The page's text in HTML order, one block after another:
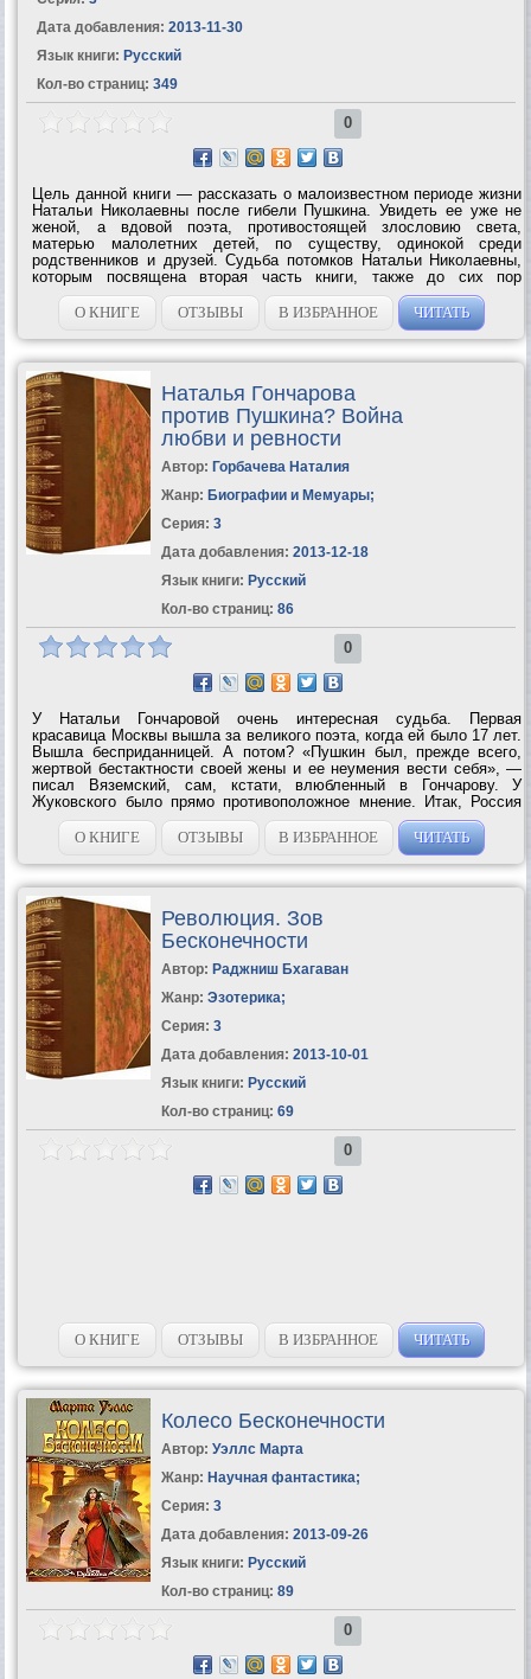
Дата добавления: 2013-11-30
Язык книги: Русский
Кол-во страниц: 349
0
Цель данной книги — рассказать о малоизвестном периоде жизни
Натальи Николаевны после гибели Пушкина. Увидеть ее уже не
женой, а вдовой поэта, противостоящей злословию света,
матерью малолетних детей, по существу, одинокой среди
родственников и друзей. Судьба потомков Натальи Николаевны,
которым посвящена вторая часть книги, также до сих пор
оставалась белым пятном. Авторы определяют свой жанр как
документально-художественное...
О КНИГЕ ОТЗЫВЫ В ИЗБРАННОЕ ЧИТАТЬ
Наталья Гончарова
против Пушкина? Война
любви и ревности
Автор: Горбачева Наталия
Жанр: Биографии и Мемуары;
Серия: 3
Дата добавления: 2013-12-18
Язык книги: Русский
Кол-во страниц: 86
0
У Натальи Гончаровой очень интересная судьба. Первая
красавица Москвы вышла за великого поэта, когда ей было 17 лет.
Вышла бесприданницей. А потом? «Пушкин был, прежде всего,
жертвой бестактности своей жены и ее неумения вести себя», —
писал Вяземский, сам, кстати, влюбленный в Гончарову. У
Жуковского было прямо противоположное мнение. Итак, Россия
раскололась: одни обвиняли Гончарову в гибели «солнца русской
поэзии», другие —...
О КНИГЕ ОТЗЫВЫ В ИЗБРАННОЕ ЧИТАТЬ
Революция. Зов
Бесконечности
Автор: Раджниш Бхагаван
Жанр: Эзотерика;
Серия: 3
Дата добавления: 2013-10-01
Язык книги: Русский
Кол-во страниц: 69
0
О КНИГЕ ОТЗЫВЫ В ИЗБРАННОЕ ЧИТАТЬ
Колесо Бесконечности
Автор: Уэллс Марта
Жанр: Научная фантастика;
Серия: 3
Дата добавления: 2013-09-26
Язык книги: Русский
Кол-во страниц: 89
0